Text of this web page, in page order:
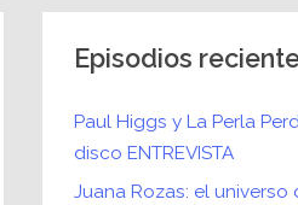
Episodios
Paul Higgs y La Perla
disco ENTREVISTA
Juana Rozas: el universo